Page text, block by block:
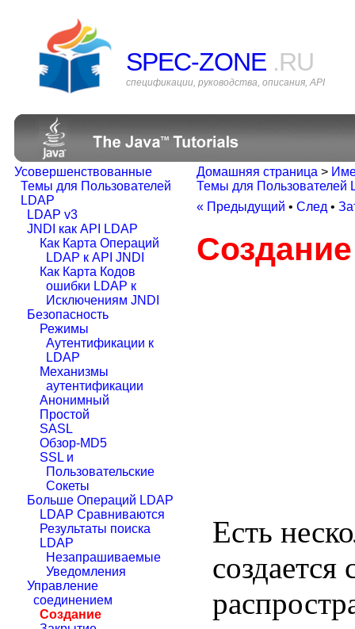
SPEC-ZONE .RU
спецификации, руководства, описания, API
Усовершенствованные
Темы для Пользователей
LDAP
LDAP v3
JNDI как API LDAP
Как Карта Операций
LDAP к API JNDI
Как Карта Кодов
ошибки LDAP к
Исключениям JNDI
Безопасность
Режимы
Аутентификации к
LDAP
Механизмы
аутентификации
Анонимный
Простой
SASL
Обзор-MD5
SSL и
Пользовательские
Сокеты
Больше Операций LDAP
LDAP Сравниваются
Результаты поиска
LDAP
Незапрашиваемые
Уведомления
Управление
соединением
Создание
Домашняя страница >
Темы для Пользователей
« Предыдущий • След •
Создание
Есть